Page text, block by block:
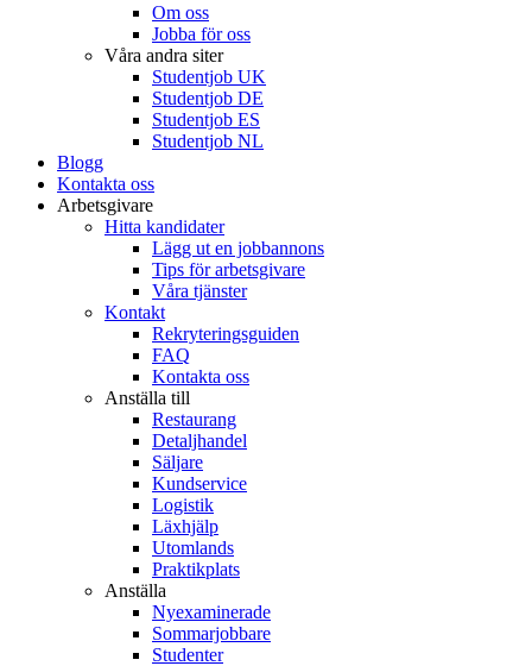
Om oss
Jobba för oss
Våra andra siter
Studentjob UK
Studentjob DE
Studentjob ES
Studentjob NL
Blogg
Kontakta oss
Arbetsgivare
Hitta kandidater
Lägg ut en jobbannons
Tips för arbetsgivare
Våra tjänster
Kontakt
Rekryteringsguiden
FAQ
Kontakta oss
Anställa till
Restaurang
Detaljhandel
Säljare
Kundservice
Logistik
Läxhjälp
Utomlands
Praktikplats
Anställa
Nyexaminerade
Sommarjobbare
Studenter